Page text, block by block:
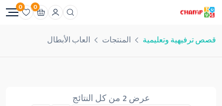
0
0
قصص ترفيهية وتعليمية المنتجات العاب الأبطال
عرض ⁦2⁩ من كل النتائج